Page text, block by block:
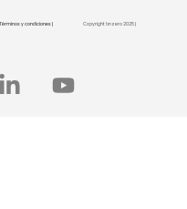
Términos y condiciones | Copyright bnzero 2025 |